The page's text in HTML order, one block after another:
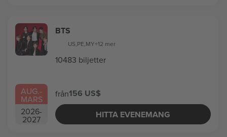
AUG.-
MARS
2026-
2027
BTS
US,PE,MY+12 mer
10483 biljetter
från156 US$
HITTA EVENEMANG